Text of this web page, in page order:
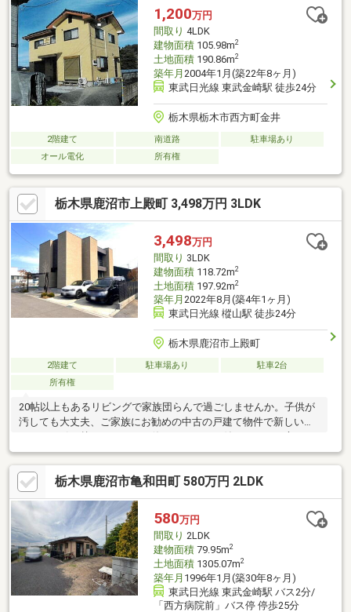
感じるけれど、邪魔しない」。家族それぞれの時間を大切にでき
る、現代の暮らしにフィットした住まいです。
1,200万円
間取り 4LDK
建物面積105.98m2
土地面積190.86m2
築年月 2004年1月(築22年8ヶ月)
東武日光線 東武金崎駅 徒歩24分
栃木県栃木市西方町金井
2階建て 南道路
駐車場あり
オール電化
所有権
栃木県鹿沼市上殿町 3,498万円 3LDK
3,498万円
間取り 3LDK
建物面積118.72m2
土地面積197.92m2
築年月 2022年8月(築4年1ヶ月)
東武日光線 樅山駅 徒歩24分
栃木県鹿沼市上殿町
2階建て 駐車場あり
駐車2台
所有権
20帖以上もあるリビングで家族団らんで過ごしませんか。子供が
汚しても大丈夫、ご家族にお勧めの中古の戸建て物件で新しい暮
るので、小さいお子さんがいるご家族でも安心して遊ぶことが出
来ます。こちらの物件は洗面所が独立しています。独立型キッチ
ンなら調理中の臭いや音を気にすることなく、調理できます。
栃木県鹿沼市亀和田町 580万円 2LDK
580万円
間取り 2LDK
建物面積79.95m2
土地面積1305.07m2
築年月 1996年1月(築30年8ヶ月)
東武日光線 東武金崎駅 バス2分/
「西方病院前」バス停 停歩25分